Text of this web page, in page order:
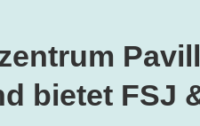
bietet FSJ